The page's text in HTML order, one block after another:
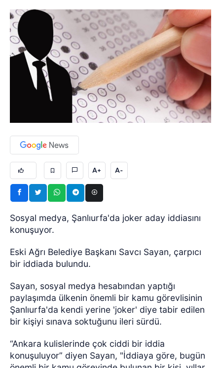
A+ A-
Sosyal medya, Şanlıurfa'da joker aday iddiasını
konuşuyor.
Eski Ağrı Belediye Başkanı Savcı Sayan, çarpıcı
bir iddiada bulundu.
Sayan, sosyal medya hesabından yaptığı
paylaşımda ülkenin önemli bir kamu görevlisinin
Şanlıurfa'da kendi yerine 'joker' diye tabir edilen
bir kişiyi sınava soktuğunu ileri sürdü.
“Ankara kulislerinde çok ciddi bir iddia
konuşuluyor” diyen Sayan, "İddiaya göre, bugün